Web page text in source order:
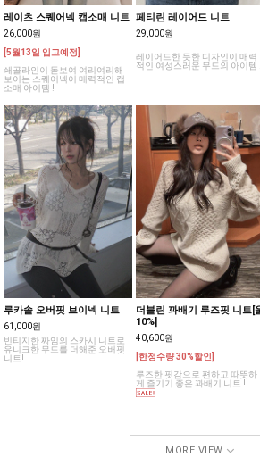
레이츠 스퀘어넥 캡소매 니트
26,000원
[5월13일 입고예정]
쇄골라인이 돋보여 여리여리해
보이는 스퀘어넥이 매력적인 캡
소매 아이템 !
페티린 레이어드 니트
29,000원
레이어드한 듯한 디자인이 매력
적인 여성스러운 무드의 아이템 !
루카솔 오버핏 브이넥 니트
61,000원
빈티지한 짜임의 스카시 니트로
유니크한 무드를 더해준 오버핏
니트!
더블린 꽈배기 루즈핏 니트[
10%]
40,600원
[한정수량 30%할인]
루즈한 핏감으로 편하고 따뜻하
게 즐기기 좋은 꽈배기 니트 !
MORE VIEW